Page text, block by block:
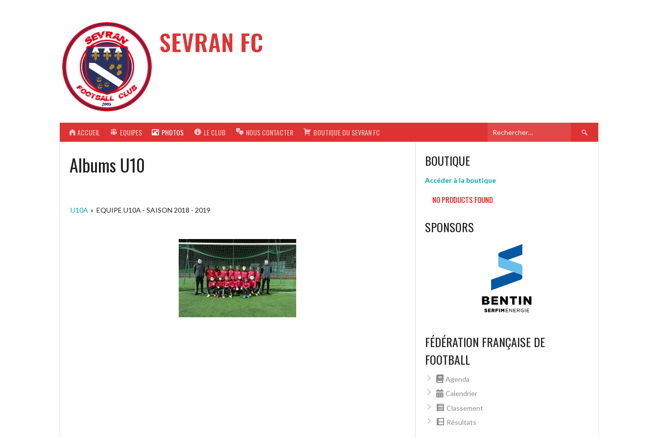
SEVRAN FC
ACCUEIL EQUIPES PHOTOS LE CLUB NOUS CONTACTER BOUTIQUE DU SEVRAN FC Rechercher :
Albums U10
U10A » EQUIPE U10A - SAISON 2018 - 2019
BOUTIQUE
Accéder à la boutique
NO PRODUCTS FOUND
SPONSORS
FÉDÉRATION FRANÇAISE DE
FOOTBALL
Agenda
Calendrier
Classement
Résultats